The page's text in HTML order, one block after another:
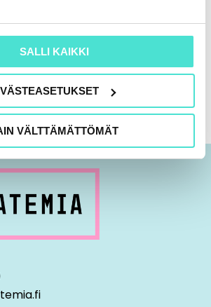
SALLI KAIKKI
VÄLTTÄMÄTTÖMÄT
suoritetuksi & lataa